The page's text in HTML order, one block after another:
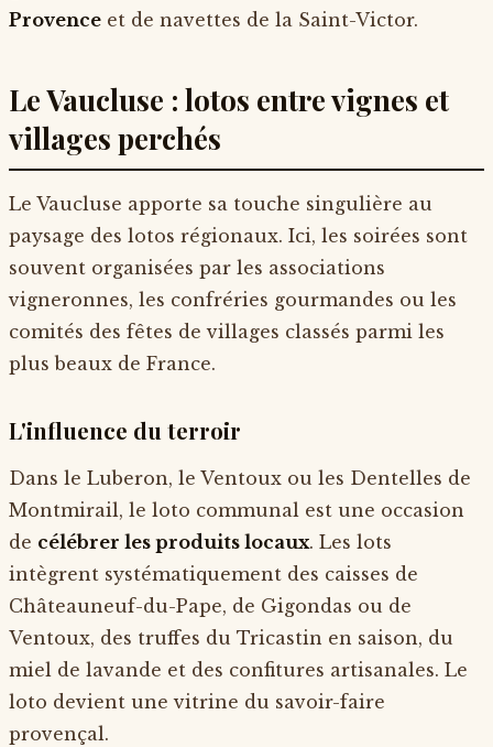
Provence et de navettes de la Saint-Victor.
Le Vaucluse : lotos entre vignes et
villages perchés
Le Vaucluse apporte sa touche singulière au
paysage des lotos régionaux. Ici, les soirées sont
souvent organisées par les associations
vigneronnes, les confréries gourmandes ou les
comités des fêtes de villages classés parmi les
plus beaux de France.
L'influence du terroir
Dans le Luberon, le Ventoux ou les Dentelles de
Montmirail, le loto communal est une occasion
de célébrer les produits locaux. Les lots
intègrent systématiquement des caisses de
Châteauneuf-du-Pape, de Gigondas ou de
Ventoux, des truffes du Tricastin en saison, du
miel de lavande et des confitures artisanales. Le
loto devient une vitrine du savoir-faire
provençal.